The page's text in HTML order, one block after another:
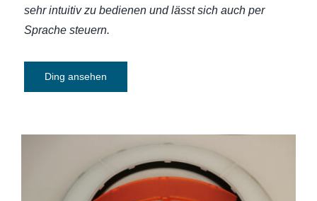
sehr intuitiv zu bedienen und lässt sich auch per
Sprache steuern.
Ding ansehen